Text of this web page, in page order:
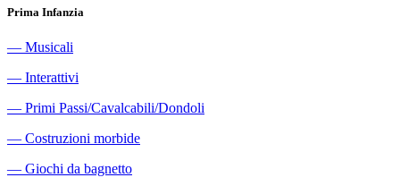
Prima Infanzia
― Musicali
― Interattivi
― Primi Passi/Cavalcabili/Dondoli
― Costruzioni morbide
― Giochi da bagnetto